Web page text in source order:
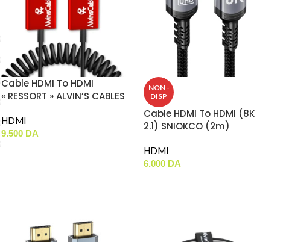
Cable HDMI To HDMI
« RESSORT » ALVIN’S CABLES
HDMI
9.500 DA
NON -
DISP
Cable HDMI To HDMI (8K
2.1) SNIOKCO (2m)
HDMI
6.000 DA